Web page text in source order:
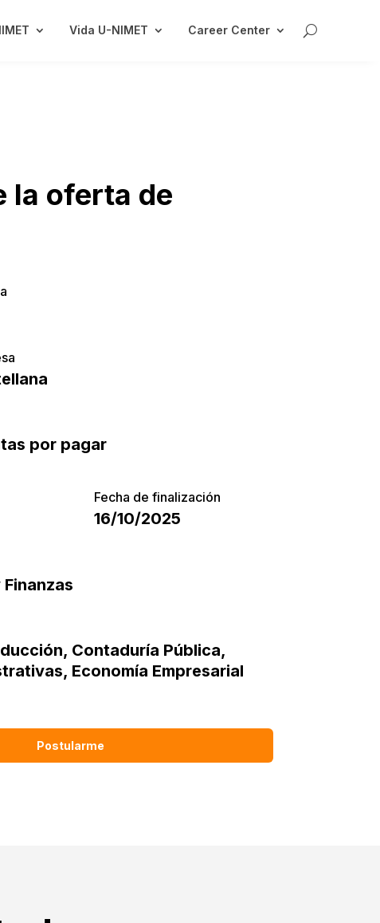
Vida U-NIMET Career Center
la oferta de
por pagar
Fecha de finalización
16/10/2025
, Contaduría Pública,
, Economía Empresarial
Postularme